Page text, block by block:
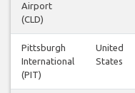
Airport
(CLD)
Pittsburgh
International
(PIT)
United
States